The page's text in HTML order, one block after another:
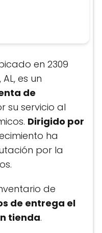
en 2309
es un
de
su servicio al
Dirigido por
ha
por la
de
de entrega el
tienda.